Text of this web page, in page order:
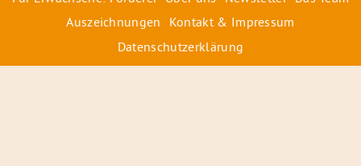
Auszeichnungen
Kontakt & Impressum
Datenschutzerklärung